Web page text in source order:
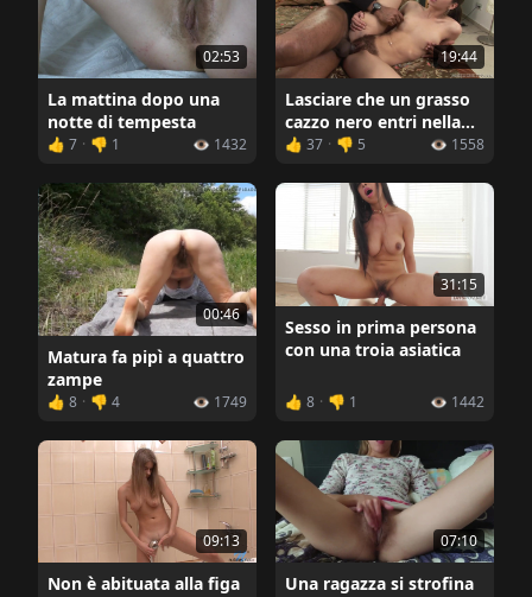
02:53
La mattina dopo una
notte di tempesta
👍 7 · 👎 1 👁️ 1432
19:44
Lasciare che un grasso
cazzo nero entri nella
sua figa muschiata
👍 37 · 👎 5 👁️ 1558
00:46
Matura fa pipì a quattro
zampe
👍 8 · 👎 4 👁️ 1749
31:15
Sesso in prima persona
con una troia asiatica
👍 8 · 👎 1 👁️ 1442
09:13
Non è abituata alla figa
07:10
Una ragazza si strofina